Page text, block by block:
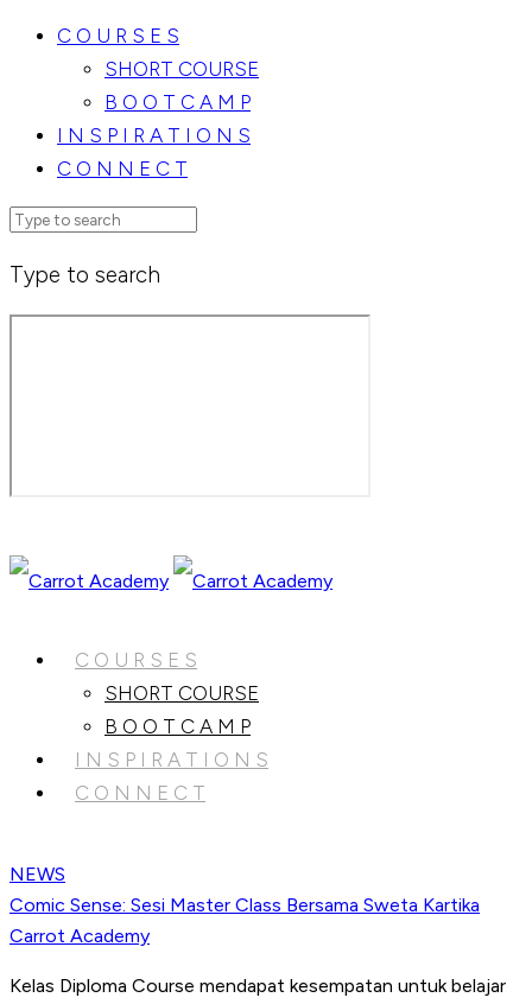
C O U R S E S
SHORT COURSE
B O O T C A M P
I N S P I R A T I O N S
C O N N E C T
Type to search
C O U R S E S
SHORT COURSE
B O O T C A M P
I N S P I R A T I O N S
C O N N E C T
NEWS
Comic Sense: Sesi Master Class Bersama Sweta Kartika
Carrot Academy
Kelas Diploma Course mendapat kesempatan untuk belajar